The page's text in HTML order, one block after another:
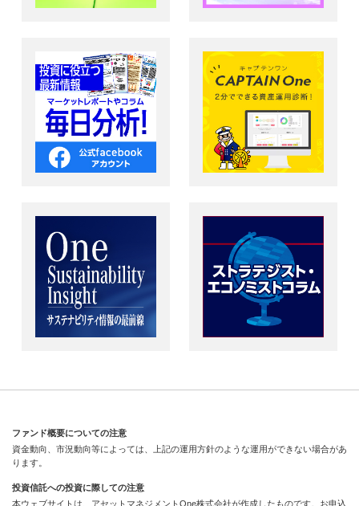
ファンド概要についての注意
資金動向、市況動向等によっては、上記の運用方針のような運用ができない場合があ
ります。
投資信託への投資に際しての注意
本ウェブサイトは、アセットマネジメントOne株式会社が作成したものです。お申込